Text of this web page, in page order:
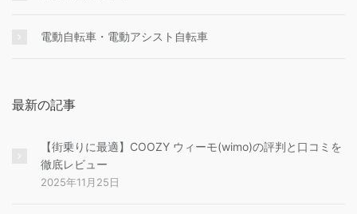
電動自転車・電動アシスト自転車
最新の記事
【街乗りに最適】COOZY ウィーモ(wimo)の評判と口コミを
徹底レビュー
2025年11月25日